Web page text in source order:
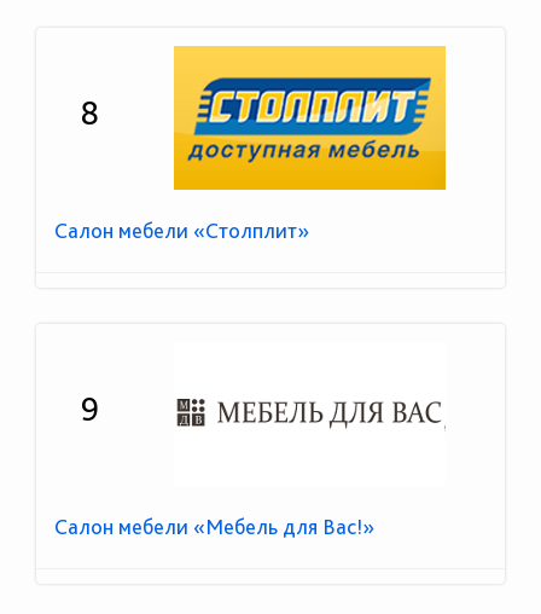
8
Салон мебели «Столплит»
9
Салон мебели «Мебель для Вас!»